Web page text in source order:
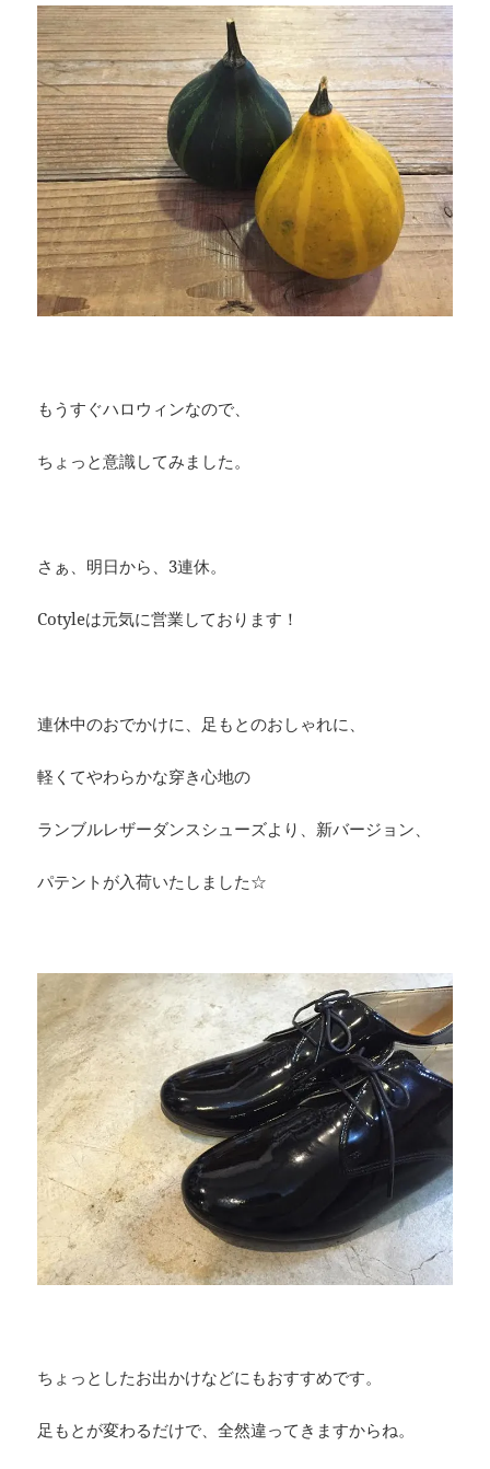
もうすぐハロウィンなので、
ちょっと意識してみました。
さぁ、明日から、3連休。
Cotyleは元気に営業しております！
連休中のおでかけに、足もとのおしゃれに、
軽くてやわらかな穿き心地の
ランブルレザーダンスシューズより、新バージョン、
パテントが入荷いたしました☆
ちょっとしたお出かけなどにもおすすめです。
足もとが変わるだけで、全然違ってきますからね。